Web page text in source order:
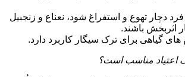
دچار تهوع و استفراغ شود، نعناع و زنجبیل
اثربخش باشند.
گیاهی برای ترک سیگار کاربرد دارد.
اعتیاد مناسب است؟